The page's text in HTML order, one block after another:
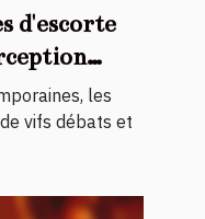
d'escorte
les
vifs débats et